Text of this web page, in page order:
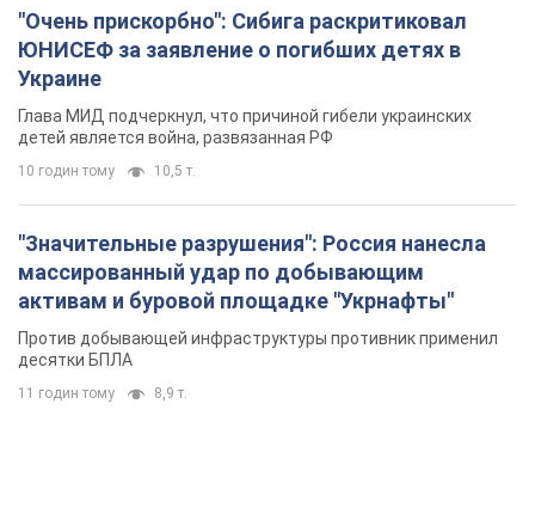
"Очень прискорбно": Сибига раскритиковал
ЮНИСЕФ за заявление о погибших детях в
Украине
Глава МИД подчеркнул, что причиной гибели украинских
детей является война, развязанная РФ
10 годин тому 10,5 т.
"Значительные разрушения": Россия нанесла
массированный удар по добывающим
активам и буровой площадке "Укрнафты"
Против добывающей инфраструктуры противник применил
десятки БПЛА
11 годин тому 8,9 т.